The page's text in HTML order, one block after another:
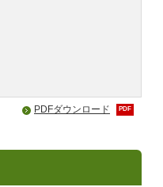
PDFダウンロード PDF